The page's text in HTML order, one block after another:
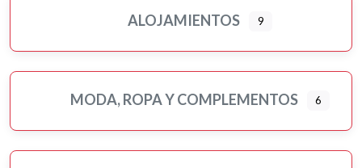
ALOJAMIENTOS 9
MODA, ROPA Y COMPLEMENTOS 6